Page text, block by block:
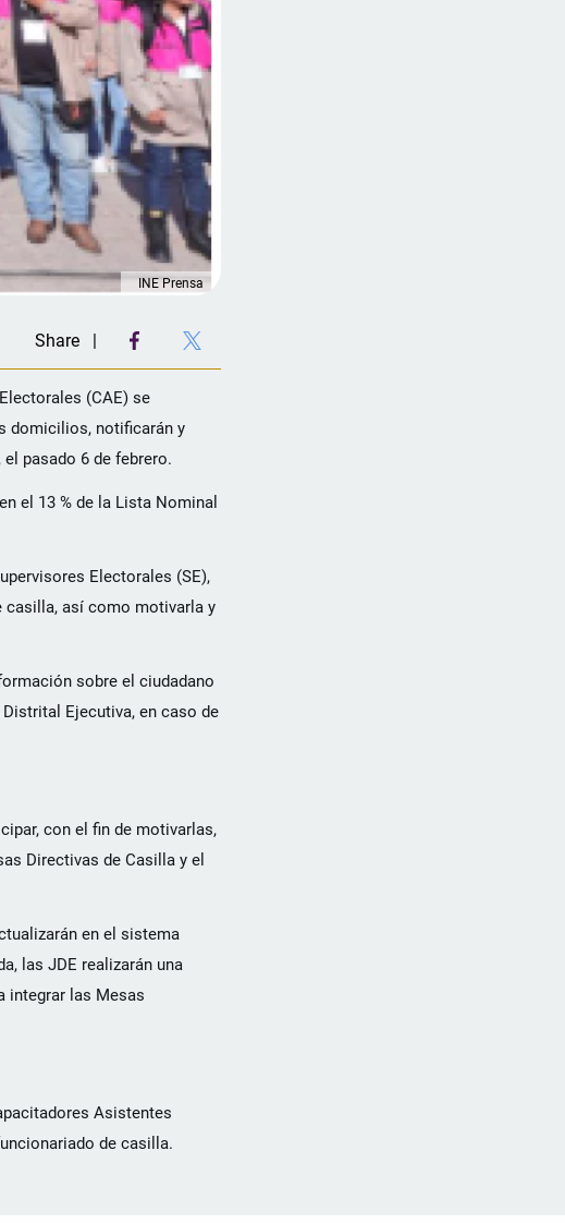
INE Prensa
Share
(CAE) se
domicilios, notificarán y
pasado 6 de febrero.
el 13 % de la Lista Nominal
Electorales (SE),
casilla, así como motivarla y
sobre el ciudadano
Ejecutiva, en caso de
con el fin de motivarlas,
Directivas de Casilla y el
en el sistema
las JDE realizarán una
integrar las Mesas
Asistentes
de casilla.